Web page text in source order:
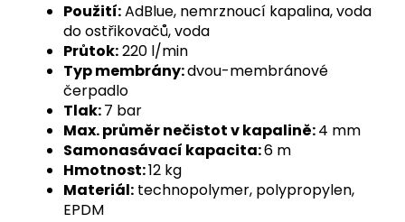
Použití:AdBlue, nemrznoucí kapalina, voda
do ostřikovačů, voda
Průtok:220 l/min
Typ membrány:dvou-membránové
čerpadlo
Tlak:7 bar
Max. průměr nečistot v kapalině:4 mm
Samonasávací kapacita:6 m
Hmotnost:12 kg
Materiál: technopolymer, polypropylen,
EPDM